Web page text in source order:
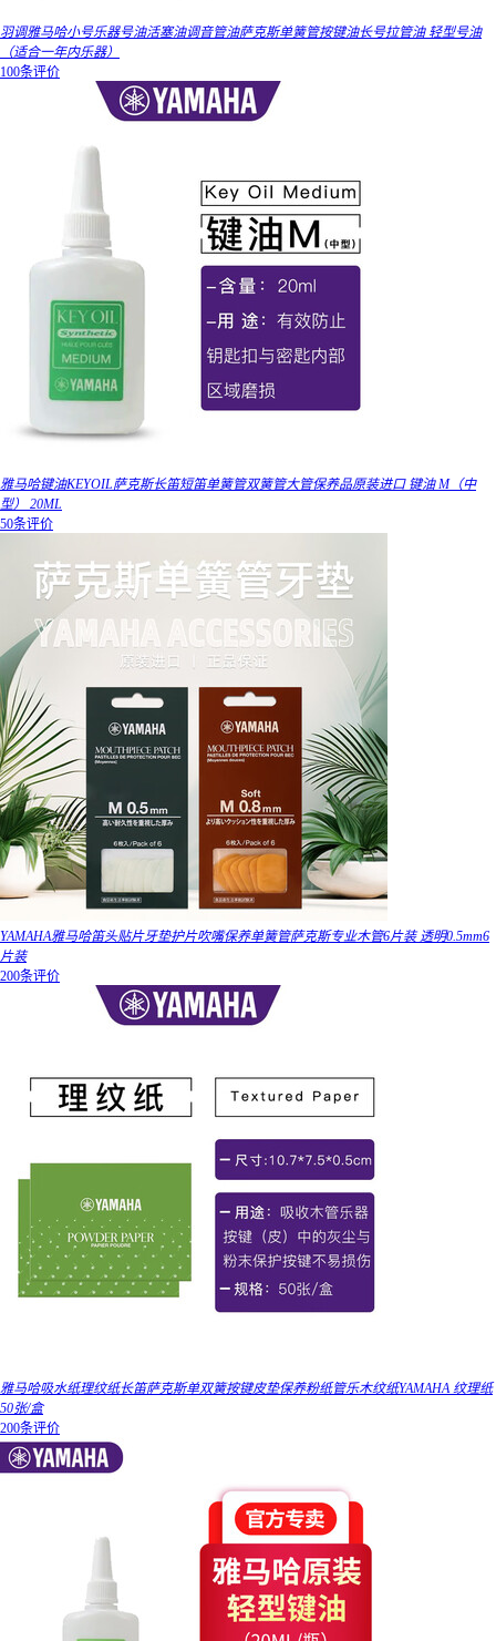
羽调雅马哈小号乐器号油活塞油调音管油萨克斯单簧管按键油长号拉管油 轻型号油
（适合一年内乐器）
100条评价
雅马哈键油KEYOIL萨克斯长笛短笛单簧管双簧管大管保养品原装进口 键油 M（中
型） 20ML
50条评价
YAMAHA雅马哈笛头贴片牙垫护片吹嘴保养单簧管萨克斯专业木管6片装 透明0.5mm6
片装
200条评价
雅马哈吸水纸理纹纸长笛萨克斯单双簧按键皮垫保养粉纸管乐木纹纸YAMAHA 纹理纸
50张/盒
200条评价